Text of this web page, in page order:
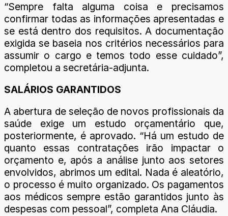
“Sempre falta alguma coisa e precisamos
confirmar todas as informações apresentadas e
se está dentro dos requisitos. A documentação
exigida se baseia nos critérios necessários para
assumir o cargo e temos todo esse cuidado”,
completou a secretária-adjunta.
SALÁRIOS GARANTIDOS
A abertura de seleção de novos profissionais da
saúde exige um estudo orçamentário que,
posteriormente, é aprovado. “Há um estudo de
quanto essas contratações irão impactar o
orçamento e, após a análise junto aos setores
envolvidos, abrimos um edital. Nada é aleatório,
o processo é muito organizado. Os pagamentos
aos médicos sempre estão garantidos junto às
despesas com pessoal”, completa Ana Cláudia.